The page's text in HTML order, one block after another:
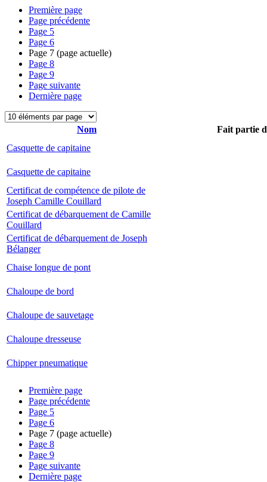
Première page
Page précédente
Page 5
Page 6
Page 7 (page actuelle)
Page 8
Page 9
Page suivante
Dernière page
Nom
Fait partie
Casquette de capitaine
Casquette de capitaine
Certificat de compétence de pilote de
Joseph Camille Couillard
Certificat de débarquement de Camille
Couillard
Certificat de débarquement de Joseph
Bélanger
Chaise longue de pont
Chaloupe de bord
Chaloupe de sauvetage
Chaloupe dresseuse
Chipper pneumatique
Première page
Page précédente
Page 5
Page 6
Page 7 (page actuelle)
Page 8
Page 9
Page suivante
Dernière page